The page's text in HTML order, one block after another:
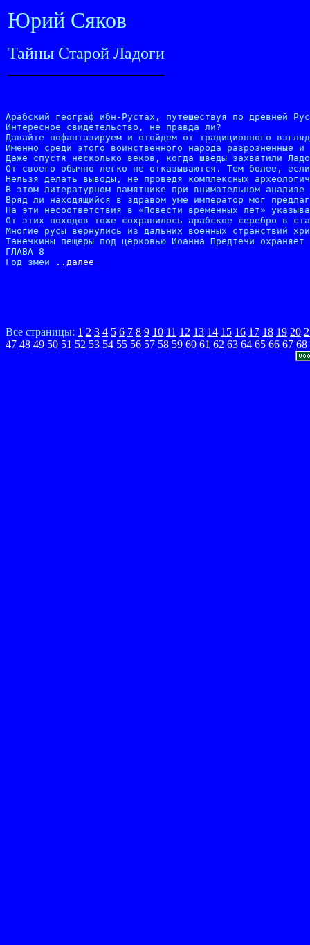
Юрий Сяков
Тайны Старой Ладоги
Арабский географ ибн-Рустах, путешествуя по древней
Интересное свидетельство, не правда ли?
Давайте пофантазируем и отойдем от традиционного
Именно среди этого воинственного народа
Даже спустя несколько веков, когда шведы захватили
От своего обычно легко не отказываются. Тем более,
Нельзя делать выводы, не проведя комплексных
В этом литературном памятнике при внимательном
Вряд ли находящийся в здравом уме император мог
На эти несоответствия в «Повести временных лет»
От этих походов тоже сохранилось арабское серебро в
Многие русы вернулись из дальних военных странствий
Танечкины пещеры под церковью Иоанна Предтечи
ГЛАВА 8
Год змеи
..далее
Все страницы: 1 2 3 4 5 6 7 8 9 10 11 12 13 14 15 16 17 18 19 20
47 48 49 50 51 52 53 54 55 56 57 58 59 60 61 62 63 64 65 66 67 68